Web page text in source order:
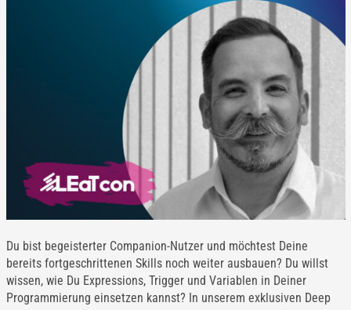
Du bist begeisterter Companion-Nutzer und möchtest Deine
bereits fortgeschrittenen Skills noch weiter ausbauen? Du willst
wissen, wie Du Expressions, Trigger und Variablen in Deiner
Programmierung einsetzen kannst? In unserem exklusiven Deep